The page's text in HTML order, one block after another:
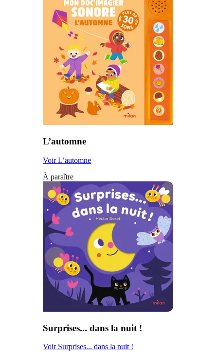
L’automne
Voir L’automne
À paraître
Surprises... dans la nuit !
Voir Surprises... dans la nuit !